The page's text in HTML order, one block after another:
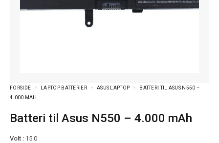
FORSIDE LAPTOP BATTERIER ASUS LAPTOP
BATTERI TIL ASUS N550 –
4.000 MAH
Batteri til Asus N550 – 4.000 mAh
Volt : 15.0